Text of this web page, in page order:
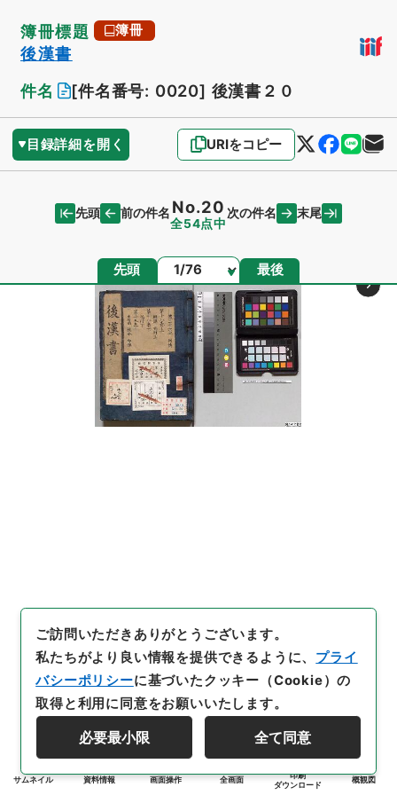
簿冊標題 簿冊
後漢書
件名
[件名番号: 0020] 後漢書２０
目録詳細を開く URIをコピー
先頭 前の件名 No.20
全54点中
次の件名 末尾
先頭 ページ 最後
サムネイル 資料情報 画面操作 全画面
印刷
ダウンロード
概観図
ご訪問いただきありがとうございます。
私たちがより良い情報を提供できるように、 プライ
バシーポリシーに基づいたクッキー（Cookie）の
取得と利用に同意をお願いいたします。
必要最小限 全て同意